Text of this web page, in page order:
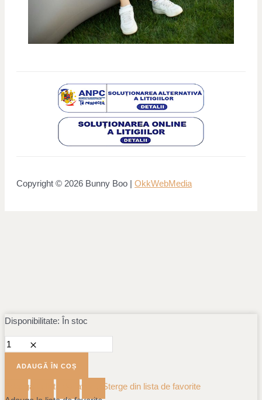
Copyright © 2026 Bunny Boo | OkkWebMedia
Disponibilitate: În stoc
Cantitate
Prima
meaADAUGĂ ÎN COȘ
Adauga la lista de favorite
Sterge din lista de favorite